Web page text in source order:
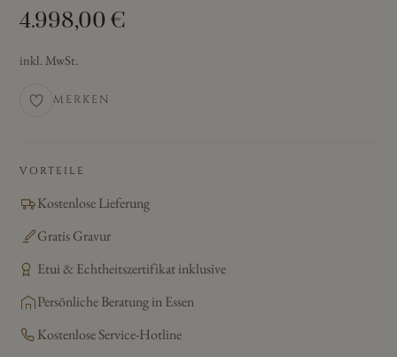
4.998,00 €
inkl. MwSt.
MERKEN
VORTEILE
Kostenlose Lieferung
Gratis Gravur
Etui & Echtheitszertifikat inklusive
Persönliche Beratung in Essen
Kostenlose Service-Hotline